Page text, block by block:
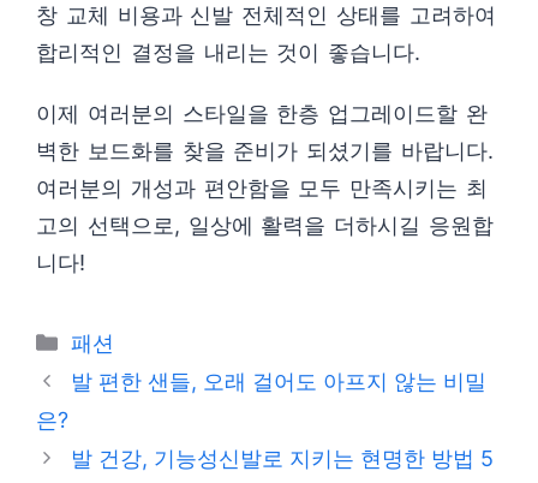
창 교체 비용과 신발 전체적인 상태를 고려하여
합리적인 결정을 내리는 것이 좋습니다.
이제 여러분의 스타일을 한층 업그레이드할 완
벽한 보드화를 찾을 준비가 되셨기를 바랍니다.
여러분의 개성과 편안함을 모두 만족시키는 최
고의 선택으로, 일상에 활력을 더하시길 응원합
니다!
카
테
패션
발 편한 샌들, 오래 걸어도 아프지 않는 비밀
은?
발 건강, 기능성신발로 지키는 현명한 방법 5